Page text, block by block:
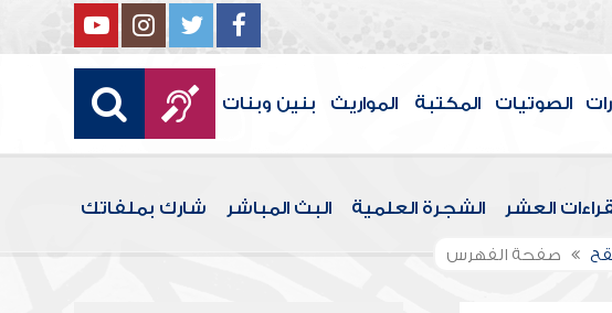
الصوتيات المكتبة المواريث بنين وبنات
العشر الشجرة العلمية البث المباشر شارك بملفاتك
صفحة الفهرس